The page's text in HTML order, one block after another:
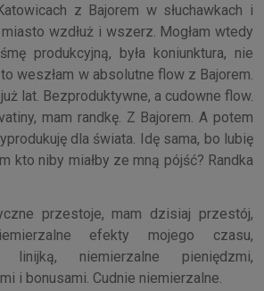
z Bajorem w słuchawkach i
wzdłuż i wszerz. Mogłam wtedy
produkcyjną, była koniunktura, nie
weszłam w absolutne flow z Bajorem.
lat. Bezproduktywne, a cudowne flow.
mam randkę. Z Bajorem. A potem
dla świata. Idę sama, bo lubię
kto niby miałby ze mną pójść? Randka
przestoje, mam dzisiaj przestój,
efekty mojego czasu,
linijką, niemierzalne pieniędzmi,
i bonusami. Cudnie niemierzalne.